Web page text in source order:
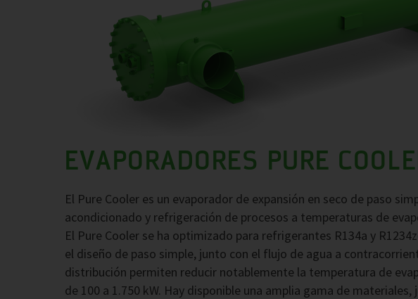
EVAPORADORES PURE
El Pure Cooler es un evaporador de expansión en seco de paso
acondicionado y refrigeración de procesos a temperaturas de
El Pure Cooler se ha optimizado para refrigerantes R134a y
el diseño de paso simple, junto con el flujo de agua a
distribución permiten reducir notablemente la temperatura de
de 100 a 1.750 kW. Hay disponible una amplia gama de